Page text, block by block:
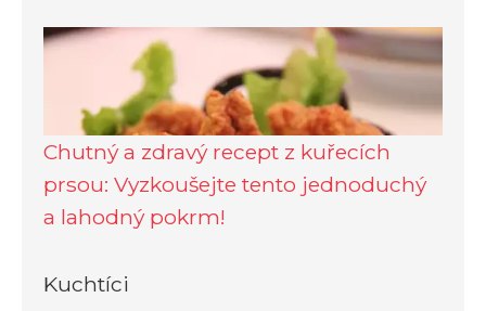
Chutný a zdravý recept z kuřecích
prsou: Vyzkoušejte tento jednoduchý
a lahodný pokrm!
Kuchtíci